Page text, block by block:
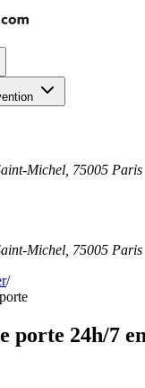
Michel 75005 Paris
Michel 75005 Paris
/
porte 24h/7